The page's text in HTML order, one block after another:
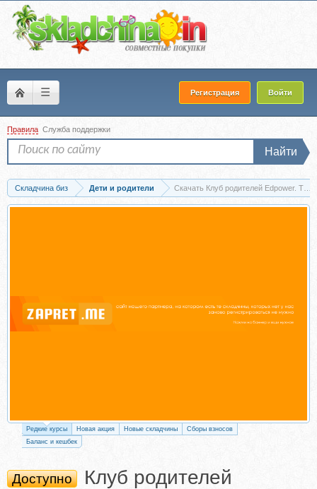
☰ Регистрация Войти
Правила Служба поддержки
Найти
Складчина биз Дети и родители Скачать Клуб родителей Edpower.
Редкие курсы Новая акция Новые складчины
Сборы взносов
Баланс и кешбек
Доступно
Клуб родителей